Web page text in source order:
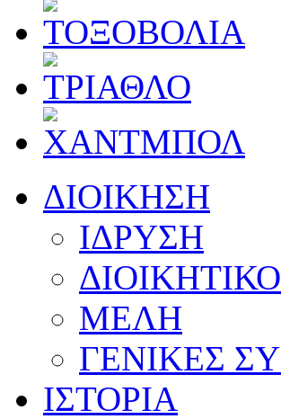
ΔΙΟΙΚΗΣΗ
ΙΔΡΥΣΗ
ΜΕΛΗ
ΓΕΝΙΚΕΣ
ΙΣΤΟΡΙΑ